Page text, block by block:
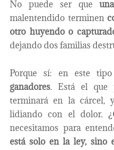
No puede ser que
malentendido terminen
otro huyendo o
dejando dos familias
Porque sí: en este
ganadores. Está el que
terminará en la cárcel,
lidiando con el dolor.
necesitamos para
está solo en la ley, sino